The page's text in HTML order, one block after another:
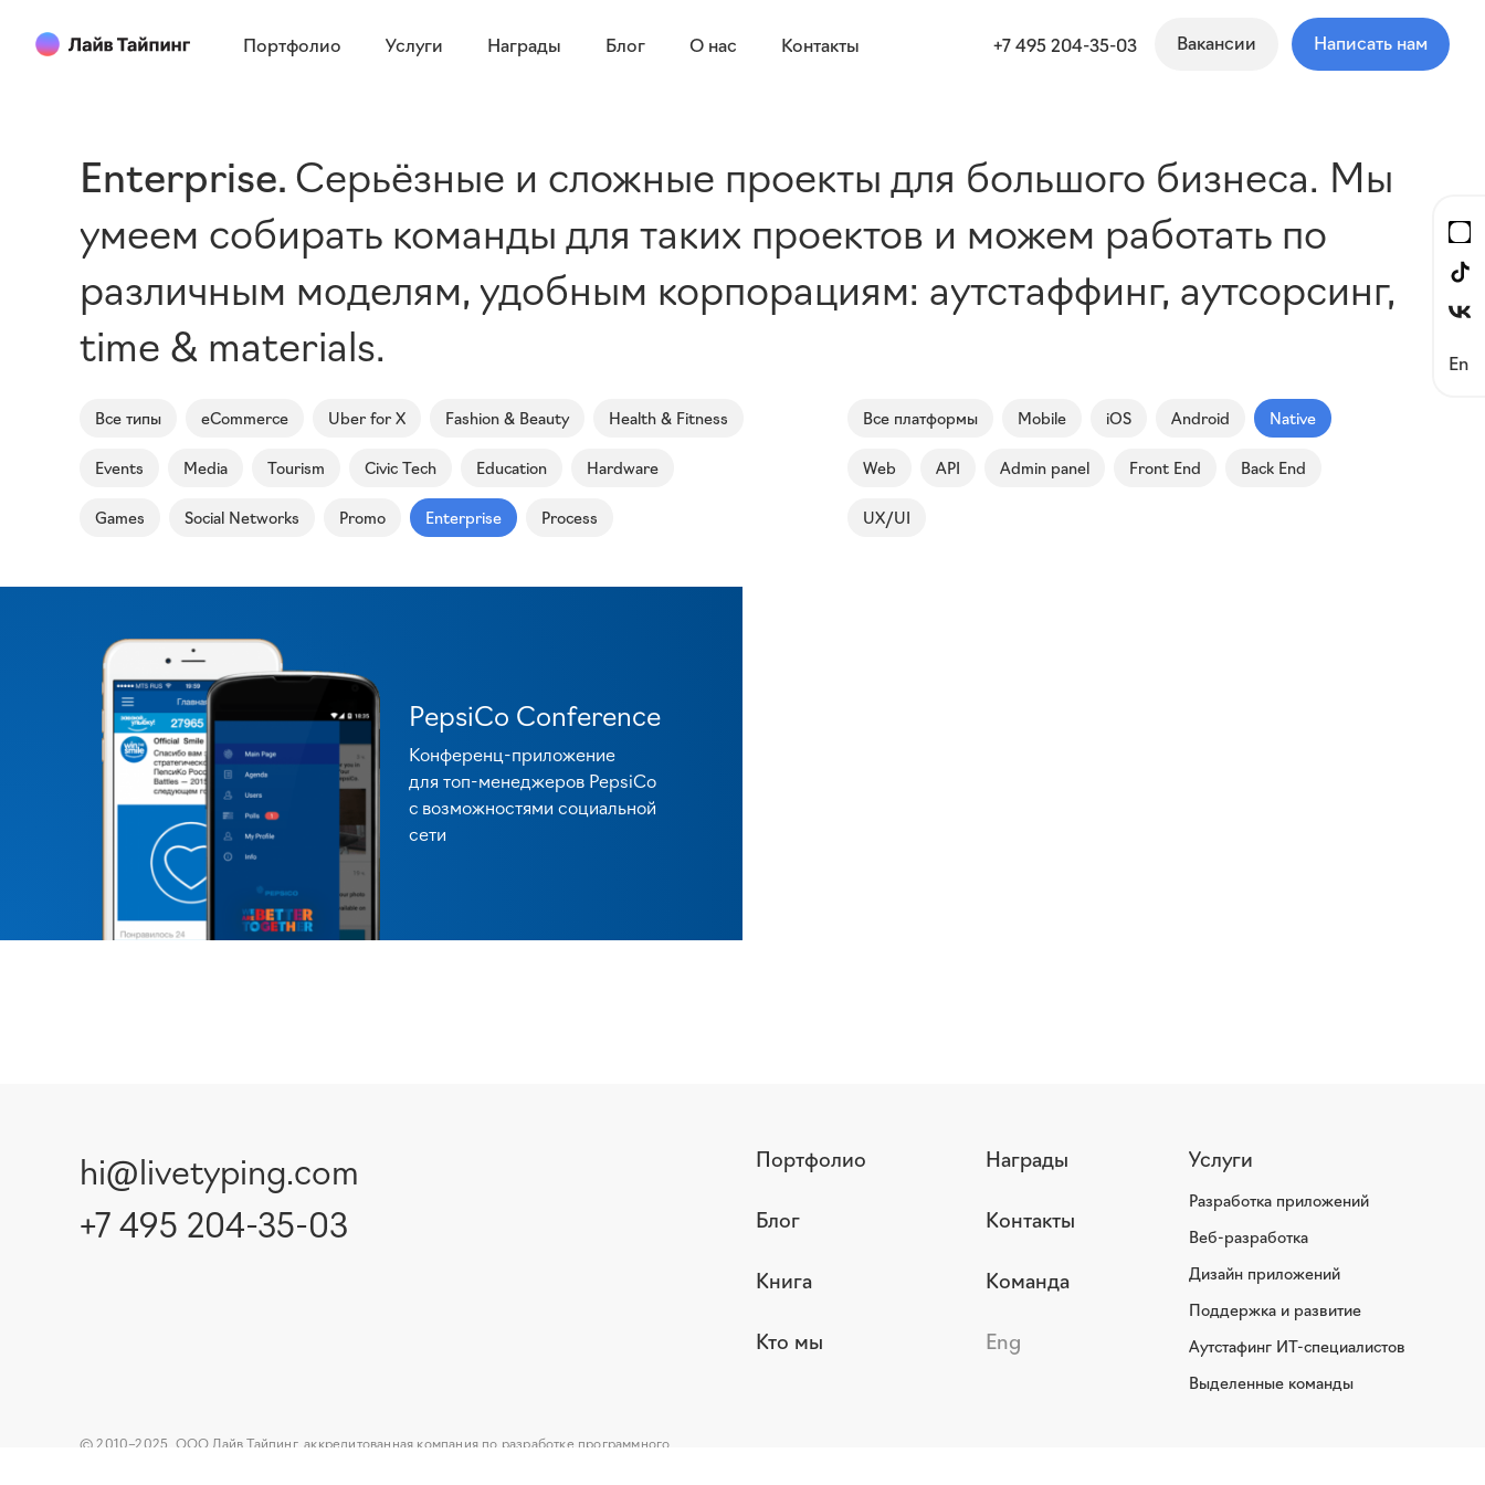
Портфолио Услуги Награды Блог О нас Контакты +7 495 204-35-03 Вакансии Написать нам
En
Enterprise Серьёзные и сложные проекты для большого бизнеса. Мы
умеем собирать команды для таких проектов и можем работать по
различным моделям, удобным корпорациям: аутстаффинг, аутсорсинг,
time & materials.
Все типы eCommerce Uber for X Fashion & Beauty Health & Fitness
Events Media Tourism Civic Tech Education Hardware
Games Social Networks Promo Enterprise Process
Все платформы Mobile iOS Android Native
Web API Admin panel Front End Back End
UX/UI
PepsiCo Conference
Конференц-приложение
для топ-менеджеров PepsiCo
c возможностями социальной
сети
hi@livetyping.com
+7 495 204-35-03
Портфолио Награды
Блог Контакты
Книга Команда
Кто мы Eng
Услуги
Разработка приложений
Веб-разработка
Дизайн приложений
Поддержка и развитие
Аутстафинг ИТ-специалистов
Выделенные команды
© 2010–2025, ООО Лайв Тайпинг, аккредитованная компания по разработке программного